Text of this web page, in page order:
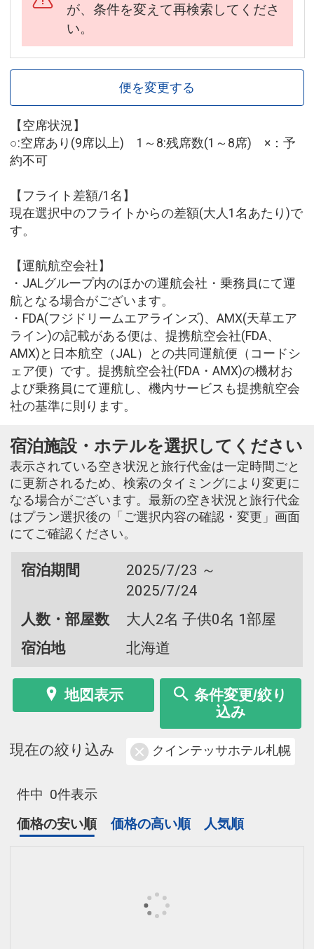
が、条件を変えて再検索してくださ
い。
便を変更する
【空席状況】
○:空席あり(9席以上) 1～8:残席数(1～8席) ×：予
約不可
【フライト差額/1名】
現在選択中のフライトからの差額(大人1名あたり)で
す。
【運航航空会社】
・JALグループ内のほかの運航会社・乗務員にて運
航となる場合がございます。
・FDA(フジドリームエアラインズ)、AMX(天草エア
ライン)の記載がある便は、提携航空会社(FDA、
AMX)と日本航空（JAL）との共同運航便（コードシ
ェア便）です。提携航空会社(FDA・AMX)の機材お
よび乗務員にて運航し、機内サービスも提携航空会
社の基準に則ります。
宿泊施設・ホテルを選択してください
表示されている空き状況と旅行代金は一定時間ごと
に更新されるため、検索のタイミングにより変更に
なる場合がございます。最新の空き状況と旅行代金
はプラン選択後の「ご選択内容の確認・変更」画面
にてご確認ください。
宿泊期間
2025/7/23 ～
2025/7/24
人数・部屋数
大人2名 子供0名 1部屋
宿泊地
北海道
地図表示
条件変更/絞り
込み
現在の絞り込み クインテッサホテル札幌
件中 0件表示
価格の安い順
価格の高い順 人気順